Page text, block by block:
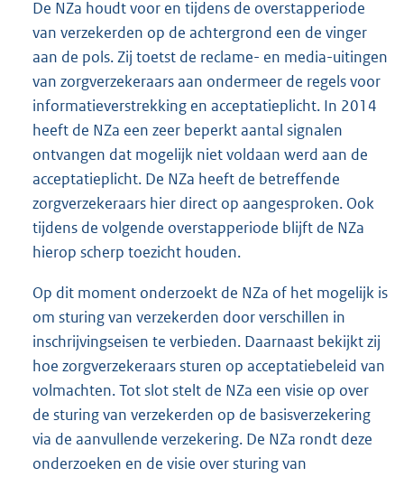
De NZa houdt voor en tijdens de overstapperiode
van verzekerden op de achtergrond een de vinger
aan de pols. Zij toetst de reclame- en media-uitingen
van zorgverzekeraars aan ondermeer de regels voor
informatieverstrekking en acceptatieplicht. In 2014
heeft de NZa een zeer beperkt aantal signalen
ontvangen dat mogelijk niet voldaan werd aan de
acceptatieplicht. De NZa heeft de betreffende
zorgverzekeraars hier direct op aangesproken. Ook
tijdens de volgende overstapperiode blijft de NZa
hierop scherp toezicht houden.
Op dit moment onderzoekt de NZa of het mogelijk is
om sturing van verzekerden door verschillen in
inschrijvingseisen te verbieden. Daarnaast bekijkt zij
hoe zorgverzekeraars sturen op acceptatiebeleid van
volmachten. Tot slot stelt de NZa een visie op over
de sturing van verzekerden op de basisverzekering
via de aanvullende verzekering. De NZa rondt deze
onderzoeken en de visie over sturing van